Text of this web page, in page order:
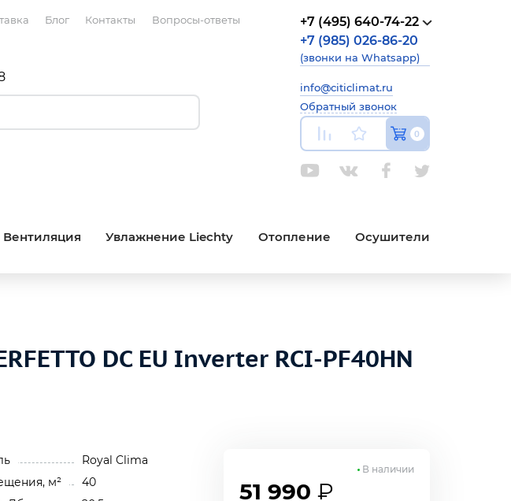
Блог Контакты Вопросы-ответы
+7 (495) 640-74-22
+7 (985) 026-86-20
(звонки на Whatsapp)
info@citiclimat.ru
Обратный звонок
0
Вентиляция Увлажнение Liechty Отопление Осушители
DC EU Inverter RCI-PF40HN
Royal Clima
м²
40
51 990 ₽
В наличии